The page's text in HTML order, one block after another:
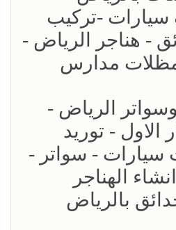
-تركيب
- هناجر الرياض -
مدارس
الرياض -
الاول - توريد
سيارات - سواتر -
- انشاء الهناجر
بالرياض